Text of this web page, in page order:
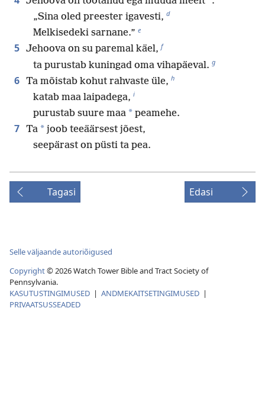
„Sina oled preester igavesti, d
Melkisedeki sarnane.” e
5 Jehoova on su paremal käel, f
ta purustab kuningad oma vihapäeval. g
6 Ta mõistab kohut rahvaste üle, h
katab maa laipadega, i
purustab suure maa * peamehe.
7 Ta * joob teeäärsest jõest,
seepärast on püsti ta pea.
Tagasi Edasi
Selle väljaande autoriõigused
Copyright©2026Watch Tower Bible and Tract Society of
Pennsylvania.
KASUTUSTINGIMUSED | ANDMEKAITSETINGIMUSED |
PRIVAATSUSSEADED